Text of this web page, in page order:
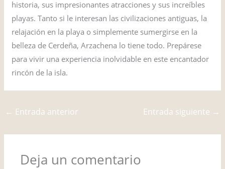
historia, sus impresionantes atracciones y sus increíbles
playas. Tanto si le interesan las civilizaciones antiguas, la
relajación en la playa o simplemente sumergirse en la
belleza de Cerdeña, Arzachena lo tiene todo. Prepárese
para vivir una experiencia inolvidable en este encantador
rincón de la isla.
← Entrada anterior Entrada siguiente →
Deja un comentario